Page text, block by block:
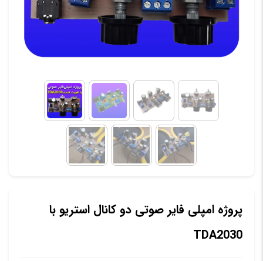
پروژه امپلی فایر صوتی دو کانال استریو با
TDA2030